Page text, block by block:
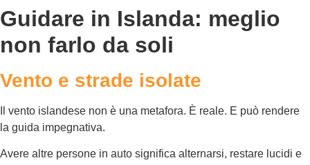
Guidare in Islanda: meglio
non farlo da soli
Vento e strade isolate
Il vento islandese non è una metafora. È reale. E può rendere
la guida impegnativa.
Avere altre persone in auto significa alternarsi, restare lucidi e